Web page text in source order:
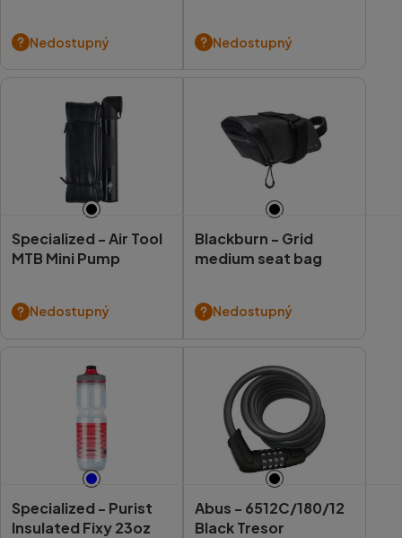
Nedostupný Nedostupný
Specialized -Air Tool
MTB Mini Pump
Nedostupný
Blackburn - Grid
medium seat bag
Nedostupný
Specialized - Purist
Insulated Fixy 23oz
Abus - 6512C/180/12
Black Tresor